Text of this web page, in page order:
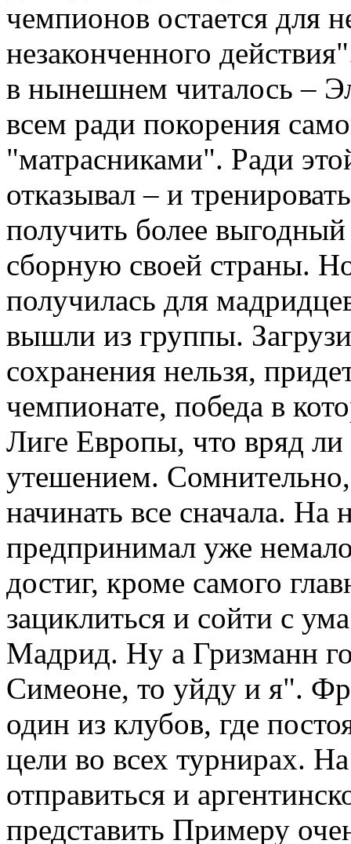
чемпионов остается для
незаконченного
в нынешнем читалось –
всем ради покорения
"матрасниками". Ради
отказывал – и
получить более выгодный
сборную своей страны.
получилась для
вышли из группы.
сохранения нельзя,
чемпионате, победа в
Лиге Европы, что вряд
утешением.
начинать все сначала. На
предпринимал уже
достиг, кроме самого
зациклиться и сойти с
Мадрид. Ну а Гризманн
Симеоне, то уйду и я".
один из клубов, где
цели во всех турнирах.
отправиться и
представить Примеру